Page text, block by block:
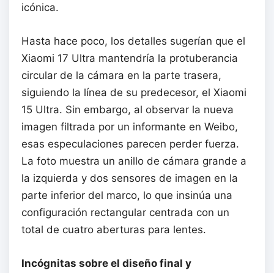
icónica.
Hasta hace poco, los detalles sugerían que el
Xiaomi 17 Ultra mantendría la protuberancia
circular de la cámara en la parte trasera,
siguiendo la línea de su predecesor, el Xiaomi
15 Ultra. Sin embargo, al observar la nueva
imagen filtrada por un informante en Weibo,
esas especulaciones parecen perder fuerza.
La foto muestra un anillo de cámara grande a
la izquierda y dos sensores de imagen en la
parte inferior del marco, lo que insinúa una
configuración rectangular centrada con un
total de cuatro aberturas para lentes.
Incógnitas sobre el diseño final y